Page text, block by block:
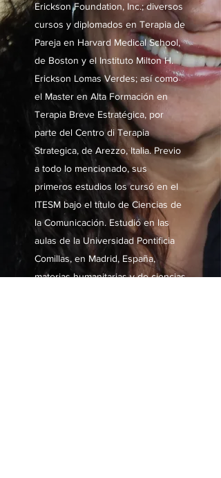
Erickson Foundation, Inc.; diversos
cursos y diplomados en Terapia de
Pareja en Harvard Medical School,
de Boston y el Instituto Milton H.
Erickson Lomas Verdes; así como
el Master en Alta Formación en
Terapia Breve Estratégica, por
parte del Centro di Terapia
Strategica, de Arezzo, Italia. Previo
a todo lo mencionado, sus
primeros estudios los cursó en el
ITESM bajo el título de Ciencias de
la Comunicación. Estudió en las
aulas de la Universidad Pontificia
Comillas, en Madrid, España,
materias humanitarias y de ciencias